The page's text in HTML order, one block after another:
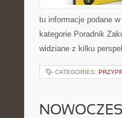
tu informacje podane
kategorie Poradnik
widziane z kilku
CATEGORIES: